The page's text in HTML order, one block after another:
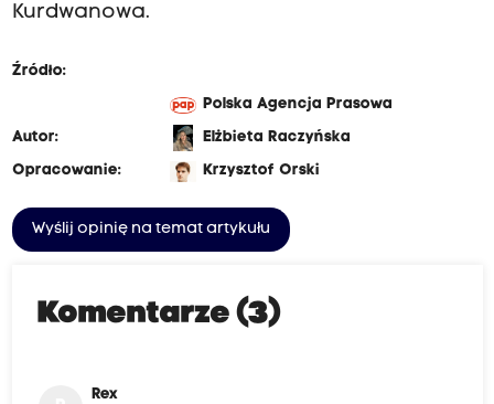
Kurdwanowa.
Źródło:
Polska Agencja Prasowa
Autor:
Elżbieta Raczyńska
Opracowanie:
Krzysztof Orski
Wyślij opinię na temat artykułu
Komentarze (3)
Rex